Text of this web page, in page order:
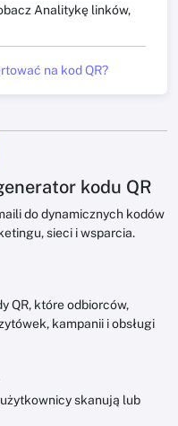
Analitykę linków,
na kod QR?
kodu QR
do dynamicznych kodów
sieci i wsparcia.
QR, które odbiorców,
kampanii i obsługi
skanują lub